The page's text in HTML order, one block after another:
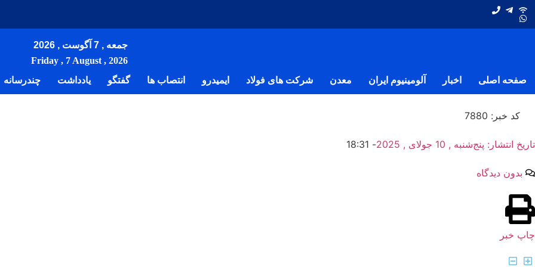
جمعه , 7 آگوست , 2026
Friday , 7 August , 2026
صفحه اصلی
اخبار آلومینیوم ایران معدن شرکت های فولاد ایمیدرو انتصاب ها گفتگو یادداشت چندرسانه
کد خبر: 7880
تاریخ انتشار: پنج‌شنبه , 10 جولای , 2025 -
18:31
بدون دیدگاه
چاپ خبر